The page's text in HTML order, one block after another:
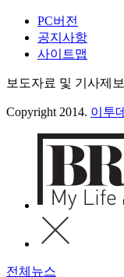
PC버전
공지사항
사이트맵
보도자료 및 기사제보
Copyright 2014. 이투
전체뉴스